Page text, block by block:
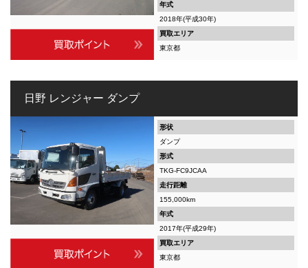
年式
2018年(平成30年)
買取エリア
東京都
日野 レンジャー ダンプ
形状
ダンプ
形式
TKG-FC9JCAA
走行距離
155,000km
年式
2017年(平成29年)
買取エリア
東京都